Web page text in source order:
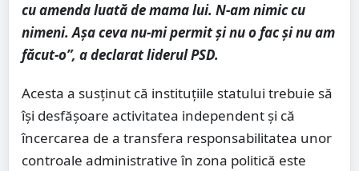
cu amenda luată de mama lui. N-am nimic cu
nimeni. Așa ceva nu-mi permit și nu o fac și nu am
făcut-o”, a declarat liderul PSD.
Acesta a susținut că instituțiile statului trebuie să
își desfășoare activitatea independent și că
încercarea de a transfera responsabilitatea unor
controale administrative în zona politică este